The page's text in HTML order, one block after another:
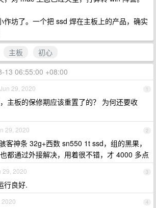
作坊了。一个把 ssd 焊在主板上的产品，确实
主板
初心
13 06:55:00 +08:00
1
Jun 29, 2020
主板的保修期应该重置了的？ 为何还要收
2
29, 2020
客神条 32g+西数 sn550 1t ssd，组的黑果，
都通过外接解决，用着很不错，才 4000 多点
3
29, 2020
行良好.
4
2020